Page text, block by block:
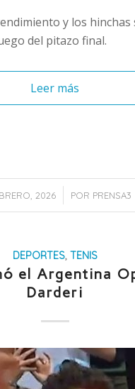
y los
del pitazo final.
Leer más
2026
/ POR PRENSA3
DEPORTES, TENIS
el Argentina
Darderi